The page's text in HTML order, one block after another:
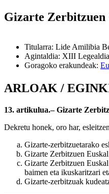
Gizarte
Titularra: Lide Amilibia
Agintaldia: XIII Legealdia
Goragoko erakundeak:
ARLOAK /
13. artikulua.– Gizarte
Dekretu honek, oro har,
Gizarte-zerbitzuetarako
Gizarte Zerbitzuen
Gizarte Zerbitzuen
baimen eta ikuskaritzari
Gizarte-zerbitzuak